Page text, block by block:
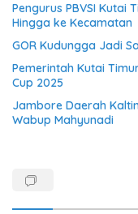
Pengurus PBVSI Kutai
Hingga ke Kecamatan
GOR Kudungga Jadi
Pemerintah Kutai
Cup 2025
Jambore Daerah
Wabup Mahyunadi